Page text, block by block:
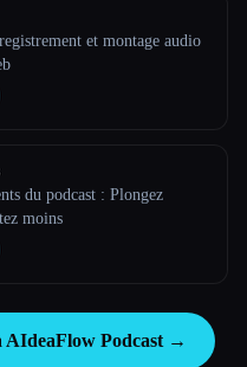
et montage audio
du podcast : Plongez
moins
AIdeaFlow Podcast →